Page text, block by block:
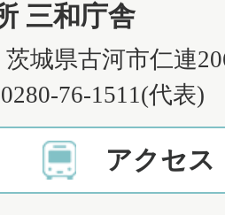
三和庁舎
茨城県古河市仁連
76-1511(代表)
アクセス